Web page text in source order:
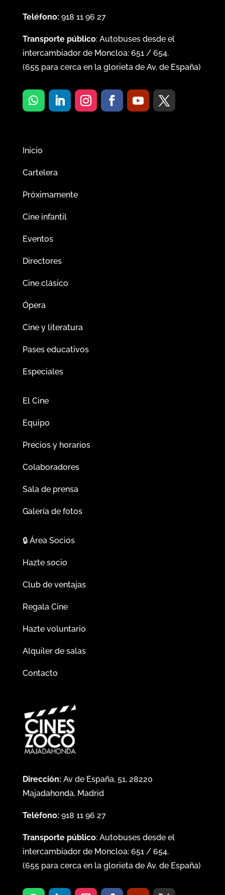
Teléfono: 918 11 96 27
Transporte público: Autobuses desde el
intercambiador de Moncloa: 651/ 654.
(655para cerca en la glorieta de Av. de España)
Inicio
Cartelera
Próximamente
Cine infantil
Eventos
Directores
Cine clásico
Ópera
Cine y literatura
Pases educativos
Especiales
El Cine
Equipo
Precios y horarios
Colaboradores
Sala de prensa
Galería de fotos
🔒Área Socios
Hazte socio
Club de ventajas
Regala Cine
Hazte voluntario
Alquiler de salas
Contacto
Dirección: Av de España, 51, 28220
Majadahonda, Madrid
Teléfono: 918 11 96 27
Transporte público: Autobuses desde el
intercambiador de Moncloa: 651/ 654.
(655para cerca en la glorieta de Av. de España)